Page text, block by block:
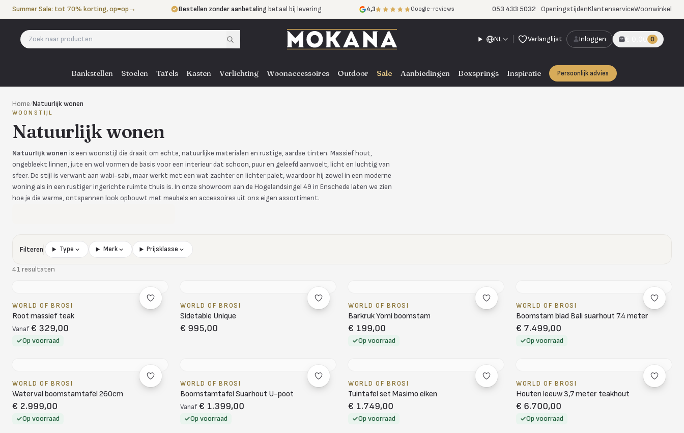
Naar de inhoud
Summer Sale: tot 70% korting, op=op→ Bestellen zonder aanbetaling betaal bij levering
Eigen bezorgdienst door heel NL, BE en DE
4,3 Google-reviews 053 433 5032 OpeningstijdenKlantenserviceWoonwinkel
NL Verlanglijst Inloggen € 0,00 0
Bankstellen Stoelen Tafels Kasten Verlichting Woonaccessoires Outdoor Sale Aanbiedingen Boxsprings Inspiratie Persoonlijk advies
Home/Natuurlijk wonen
WOONSTIJL
Natuurlijk wonen
Natuurlijk wonen is een woonstijl die draait om echte, natuurlijke materialen en rustige, aardse tinten. Massief hout,
ongebleekt linnen, jute en wol vormen de basis voor een interieur dat schoon, puur en geleefd aanvoelt, licht en luchtig van
sfeer. De stijl is verwant aan wabi-sabi, maar werkt met een wat zachter en lichter palet, waardoor hij zowel in een moderne
woning als in een rustiger ingerichte ruimte thuis is. In onze showroom aan de Hogelandsingel 49 in Enschede laten we zien
hoe je die warme, ontspannen look opbouwt met meubels en accessoires uit ons eigen assortiment.
Filteren Type Merk Prijsklasse
41 resultaten
WORLD OF BROSI
Root massief teak
Vanaf € 329,00
Op voorraad
WORLD OF BROSI
Sidetable Unique
€ 995,00
WORLD OF BROSI
Barkruk Yomi boomstam
€ 199,00
Op voorraad
WORLD OF BROSI
Boomstam blad Bali suarhout 7.4 meter
€ 7.499,00
Op voorraad
WORLD OF BROSI
Waterval boomstamtafel 260cm
€ 2.999,00
Op voorraad
WORLD OF BROSI
Boomstamtafel Suarhout U-poot
Vanaf € 1.399,00
Op voorraad
WORLD OF BROSI
Tuintafel set Masimo eiken
€ 1.749,00
Op voorraad
WORLD OF BROSI
Houten leeuw 3,7 meter teakhout
€ 6.700,00
Op voorraad